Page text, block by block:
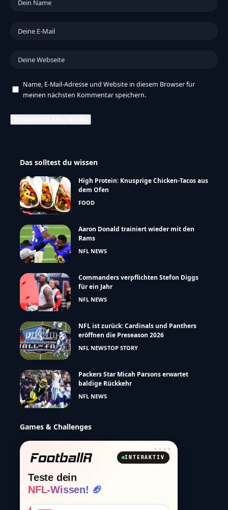
Name, E-Mail-Adresse und Website in diesem Browser für
meinen nächsten Kommentar speichern.
Das solltest du wissen
High Protein: Knusprige Chicken-Tacos aus
dem Ofen
FOOD
Aaron Donald trainiert wieder mit den
Rams
NFL NEWS
Commanders verpflichten Stefon Diggs
für ein Jahr
NFL NEWS
NFL ist zurück: Cardinals und Panthers
eröffnen die Preseason 2026
NFL NEWSTOP STORY
Packers Star Micah Parsons erwartet
baldige Rückkehr
NFL NEWS
Games & Challenges
INTERAKTIV
Teste dein
NFL-Wissen! 🏈